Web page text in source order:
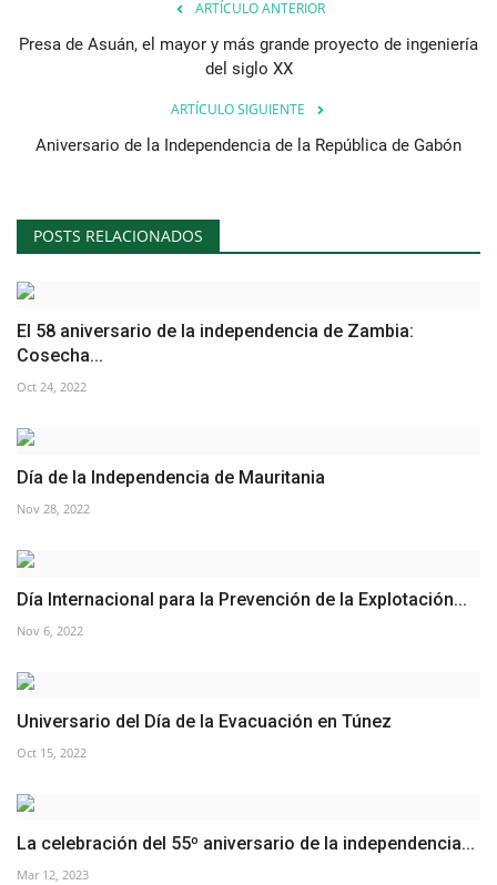
Movimiento Juvenil Nasser
Nasser Fellowship para Leadership
Nuestras Referencias
Ciudadano Global
Líderes
vídeos
Los colaboradores
Los patrocinios
Galería
Lengua
ARTÍCULO ANTERIOR
Presa de Asuán, el mayor y más grande proyecto de ingeniería
del siglo XX
ARTÍCULO SIGUIENTE
Aniversario de la Independencia de la República de Gabón
POSTS RELACIONADOS
El 58 aniversario de la independencia de Zambia:
Cosecha...
Oct 24, 2022
Día de la Independencia de Mauritania
Nov 28, 2022
Día Internacional para la Prevención de la Explotación...
Nov 6, 2022
Universario del Día de la Evacuación en Túnez
Oct 15, 2022
La celebración del 55º aniversario de la independencia...
Mar 12, 2023